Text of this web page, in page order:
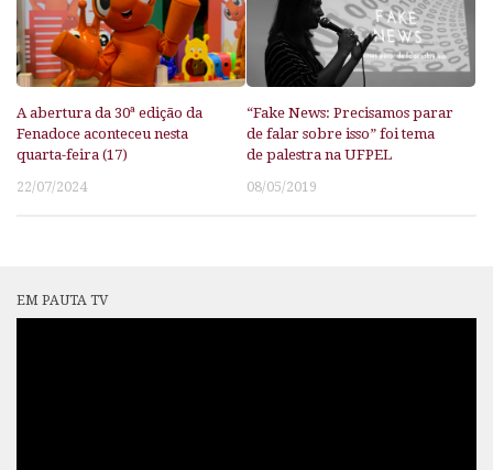
A abertura da 30ª edição da
Fenadoce aconteceu nesta
quarta-feira (17)
22/07/2024
“Fake News: Precisamos parar
de falar sobre isso” foi tema
de palestra na UFPEL
08/05/2019
EM PAUTA TV